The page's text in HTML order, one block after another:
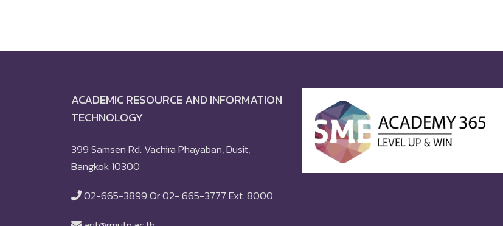
ACADEMIC RESOURCE AND INFORMATION
TECHNOLOGY
399 Samsen Rd. Vachira Phayaban, Dusit,
Bangkok 10300
02-665-3899 Or 02- 665-3777 Ext. 8000